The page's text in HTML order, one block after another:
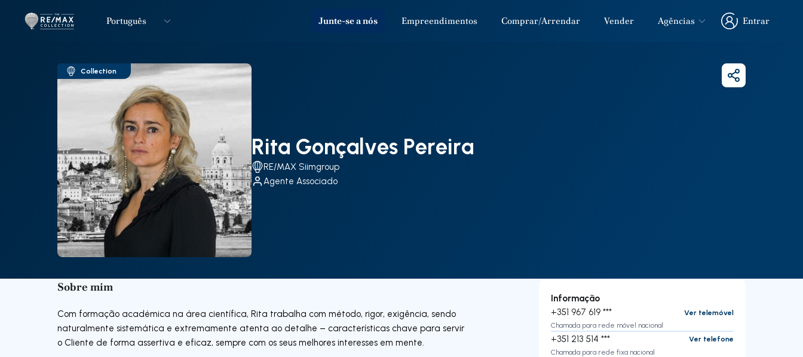
LogoIr para página inicial
Português Junte-se a nós Empreendimentos Comprar/Arrendar Vender Agências
Entrar
Entrar
Collection
Rita Gonçalves Pereira
RE/MAX Siimgroup
Agente Associado
Partilhar
Sobre mim
Com formação académica na área científica, Rita trabalha com método, rigor, exigência, sendo
naturalmente sistemática e extremamente atenta ao detalhe – características chave para servir
o Cliente de forma assertiva e eficaz, sempre com os seus melhores interesses em mente.
Informação
+351 967 619 ***
Ver telemóvel
Chamada para rede móvel nacional
+351 213 514 ***
Ver telefone
Chamada para rede fixa nacional